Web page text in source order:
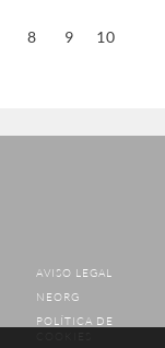
8 9
10
AVISO LEGAL
NEORG
POLÍTICA DE